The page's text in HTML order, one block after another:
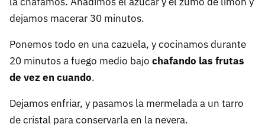
dejamos macerar 30 minutos.
Ponemos todo en una cazuela, y cocinamos durante
20 minutos a fuego medio bajo chafando las frutas
de vez en cuando.
Dejamos enfriar, y pasamos la mermelada a un tarro
de cristal para conservarla en la nevera.